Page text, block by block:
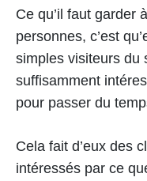
Ce qu’il faut garder
personnes, c’est
simples visiteurs du
suffisamment
pour passer du
Cela fait d’eux des
intéressés par ce